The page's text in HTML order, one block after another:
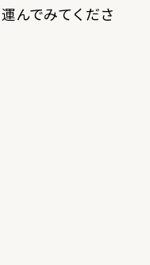
んでみてくださ